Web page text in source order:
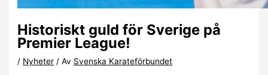
Historiskt guld för Sverige på
Premier League!
/ Nyheter / Av Svenska Karateförbundet